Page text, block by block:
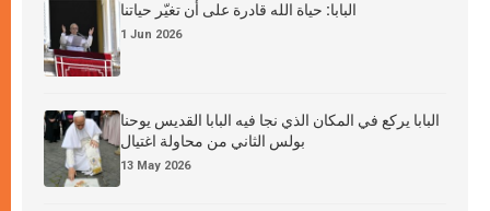
البابا: حياة الله قادرة على أن تغيّر حياتنا
1 Jun 2026
البابا يركع في المكان الذي نجا فيه البابا القديس يوحنا
بولس الثاني من محاولة اغتيال
13 May 2026